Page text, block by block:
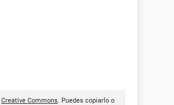
Creative Commons. Puedes copiarlo o